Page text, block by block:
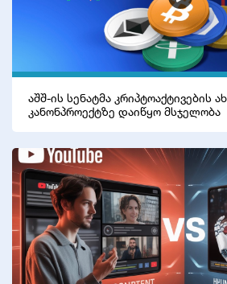
აშშ-ის სენატმა კრიპტოაქტივების
კანონპროექტზე დაიწყო მსჯელობა